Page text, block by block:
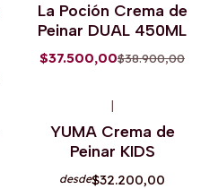
La Poción Crema de
Peinar DUAL 450ML
$37.500,00$38.900,00
YUMA Crema de
Peinar KIDS
desde$32.200,00